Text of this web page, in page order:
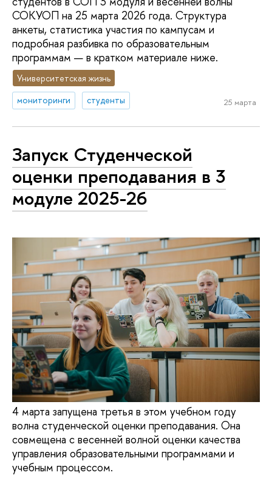
СОКУОП на 25 марта 2026 года. Структура
анкеты, статистика участия по кампусам и
подробная разбивка по образовательным
программам — в кратком материале ниже.
Университетская жизнь
мониторинги
студенты 25 марта
Запуск Студенческой
оценки преподавания в 3
модуле 2025-26
4 марта запущена третья в этом учебном году
волна студенческой оценки преподавания. Она
совмещена с весенней волной оценки качества
управления образовательными программами и
учебным процессом.